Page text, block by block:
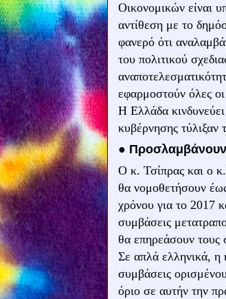
Οικονομικών είναι
αντίθεση με το
φανερό ότι
του πολιτικού
εφαρμοστούν όλες
Η Ελλάδα
κυβέρνησης τύλιξαν
●
Ο κ. Τσίπρας και ο
θα νομοθετήσουν
χρόνου για το 2017
συμβάσεις
θα επηρεάσουν
Σε απλά ελληνικά, η
συμβάσεις
όριο σε αυτήν την